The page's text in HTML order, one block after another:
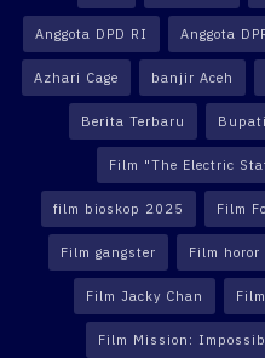
Anggota DPD RI Anggota
Azhari Cage banjir Aceh
Berita Terbaru
Film "The Electric
film bioskop 2025 Film
Film gangster Film
Film Jacky Chan
Film Mission: